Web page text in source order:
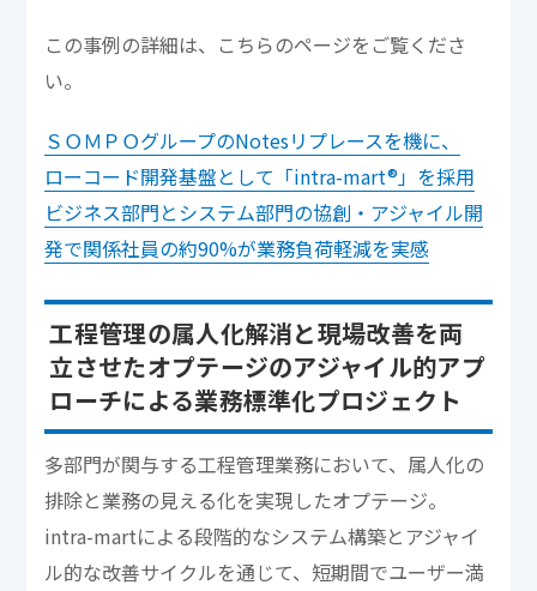
この事例の詳細は、こちらのページをご覧くださ
い。
ＳＯＭＰＯグループのNotesリプレースを機に、
ローコード開発基盤として「intra-mart®」を採用
ビジネス部門とシステム部門の協創・アジャイル開
発で関係社員の約90%が業務負荷軽減を実感
工程管理の属人化解消と現場改善を両
立させたオプテージのアジャイル的アプ
ローチによる業務標準化プロジェクト
多部門が関与する工程管理業務において、属人化の
排除と業務の見える化を実現したオプテージ。
intra-martによる段階的なシステム構築とアジャイ
ル的な改善サイクルを通じて、短期間でユーザー満